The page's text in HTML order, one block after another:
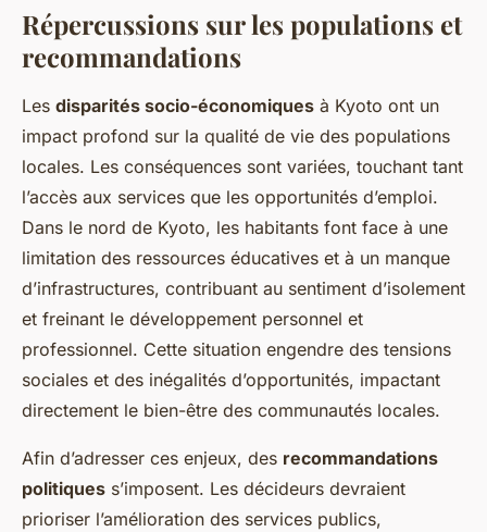
Répercussions sur les populations et
recommandations
Les disparités socio-économiques à Kyoto ont un
impact profond sur la qualité de vie des populations
locales. Les conséquences sont variées, touchant tant
l’accès aux services que les opportunités d’emploi.
Dans le nord de Kyoto, les habitants font face à une
limitation des ressources éducatives et à un manque
d’infrastructures, contribuant au sentiment d’isolement
et freinant le développement personnel et
professionnel. Cette situation engendre des tensions
sociales et des inégalités d’opportunités, impactant
directement le bien-être des communautés locales.
Afin d’adresser ces enjeux, des recommandations
politiques s’imposent. Les décideurs devraient
prioriser l’amélioration des services publics,